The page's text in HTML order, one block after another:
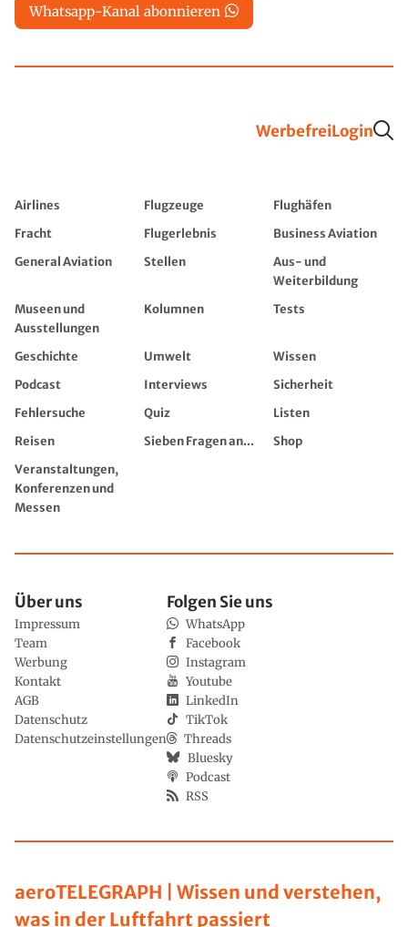
Whatsapp-Kanal abonnieren
WerbefreiLogin
Airlines Flugzeuge
Flughäfen
Fracht
Flugerlebnis
Business Aviation
General Aviation
Stellen
Aus- und
Weiterbildung
Museen und
Ausstellungen
Kolumnen Tests
Geschichte Umwelt
Wissen
Podcast
Interviews
Sicherheit
Fehlersuche
Quiz
Listen
Reisen
Sieben Fragen an...
Shop
Veranstaltungen,
Konferenzen und
Messen
aeroTELEGRAPH | Wissen und verstehen,
was in der Luftfahrt passiert
Über uns
Impressum
Team
Werbung
Kontakt
AGB
Datenschutz
Datenschutzeinstellungen
Folgen Sie uns
WhatsApp
Facebook
Instagram
Youtube
LinkedIn
TikTok
Threads
Bluesky
Podcast
RSS